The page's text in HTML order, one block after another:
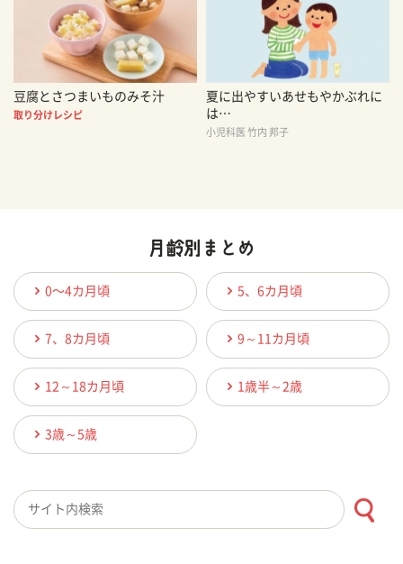
豆腐とさつまいものみそ汁
取り分けレシピ
夏に出やすいあせもやかぶれに
は…
小児科医 竹内 邦子
0〜4カ月頃 5、6カ月頃
7、8カ月頃 9～11カ月頃
12～18カ月頃 1歳半～2歳
3歳～5歳
検索キーワード入力